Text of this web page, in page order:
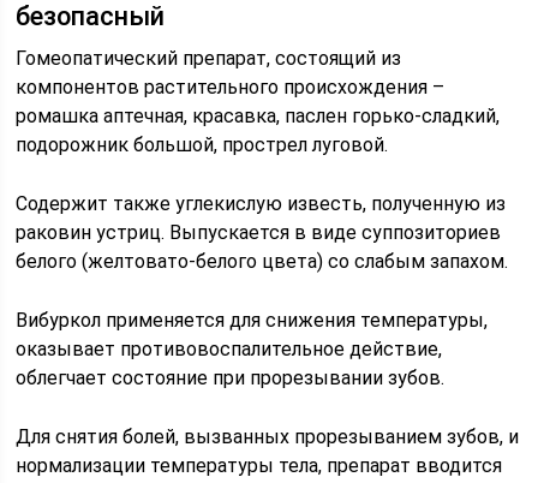
безопасный
Гомеопатический препарат, состоящий из
компонентов растительного происхождения –
ромашка аптечная, красавка, паслен горько-сладкий,
подорожник большой, прострел луговой.
Содержит также углекислую известь, полученную из
раковин устриц. Выпускается в виде суппозиториев
белого (желтовато-белого цвета) со слабым запахом.
Вибуркол применяется для снижения температуры,
оказывает противовоспалительное действие,
облегчает состояние при прорезывании зубов.
Для снятия болей, вызванных прорезыванием зубов, и
нормализации температуры тела, препарат вводится